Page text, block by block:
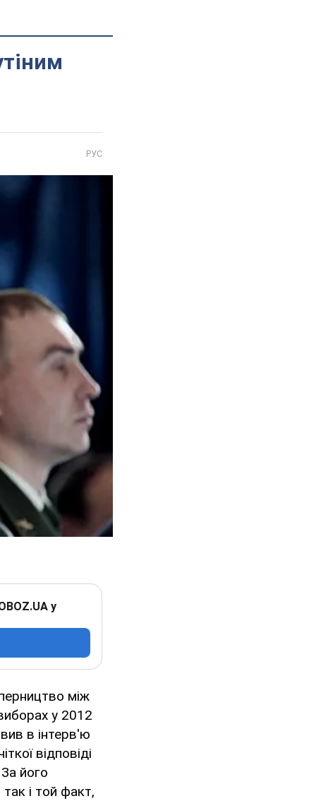
РУС
у
між
у 2012
в інтерв'ю
відповіді
його
і той факт,